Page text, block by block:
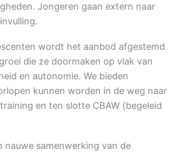
Jongeren gaan extern naar
wordt het aanbod afgestemd
die ze doormaken op vlak van
en autonomie. We bieden
kunnen worden in de weg naar
en ten slotte CBAW (begeleid
nauwe samenwerking van de